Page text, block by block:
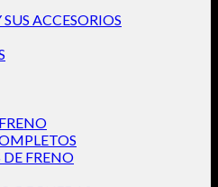
SUS ACCESORIOS
DE FRENO